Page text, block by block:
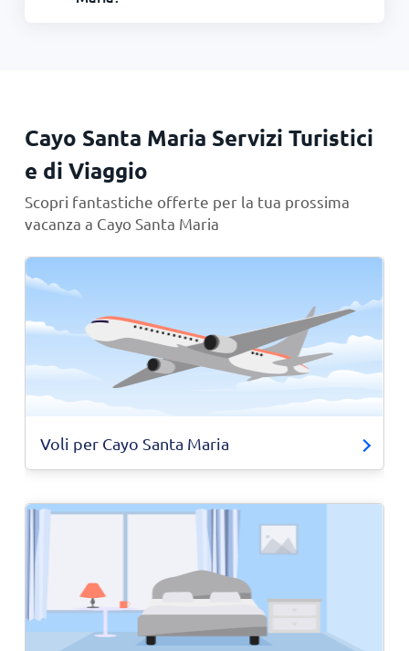
Cayo Santa Maria Servizi Turistici
e di Viaggio
Scopri fantastiche offerte per la tua prossima
vacanza a Cayo Santa Maria
Voli per Cayo Santa Maria